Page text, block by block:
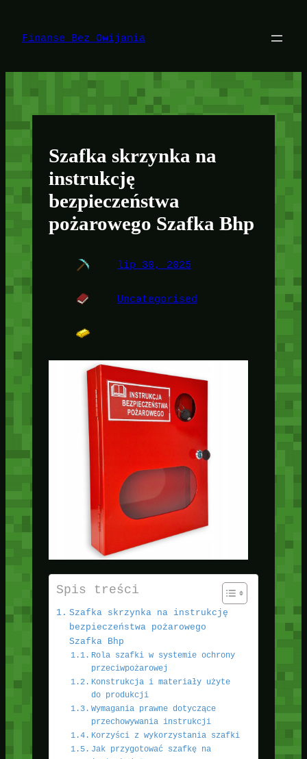
treści
Finanse Bez Owijania
Szafka skrzynka na
instrukcję
bezpieczeństwa
pożarowego Szafka Bhp
lip 30, 2025
Uncategorised
Spis treści
Szafka skrzynka na instrukcję
bezpieczeństwa pożarowego
Szafka Bhp
Rola szafki w systemie ochrony
przeciwpożarowej
Konstrukcja i materiały użyte
do produkcji
Wymagania prawne dotyczące
przechowywania instrukcji
Korzyści z wykorzystania szafki
Jak przygotować szafkę na